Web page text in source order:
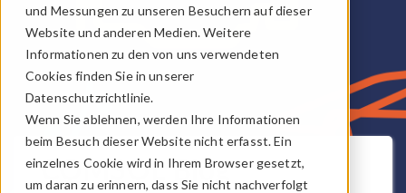
und Messungen zu unseren Besuchern auf dieser
Website und anderen Medien. Weitere
Informationen zu den von uns verwendeten
Cookies finden Sie in unserer
Datenschutzrichtlinie.
Wenn Sie ablehnen, werden Ihre Informationen
beim Besuch dieser Website nicht erfasst. Ein
einzelnes Cookie wird in Ihrem Browser gesetzt,
um daran zu erinnern, dass Sie nicht nachverfolgt
COMSOL Blog